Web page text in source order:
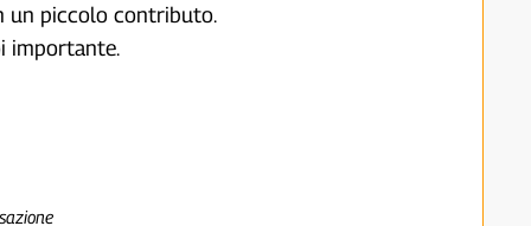
un piccolo contributo.
importante.